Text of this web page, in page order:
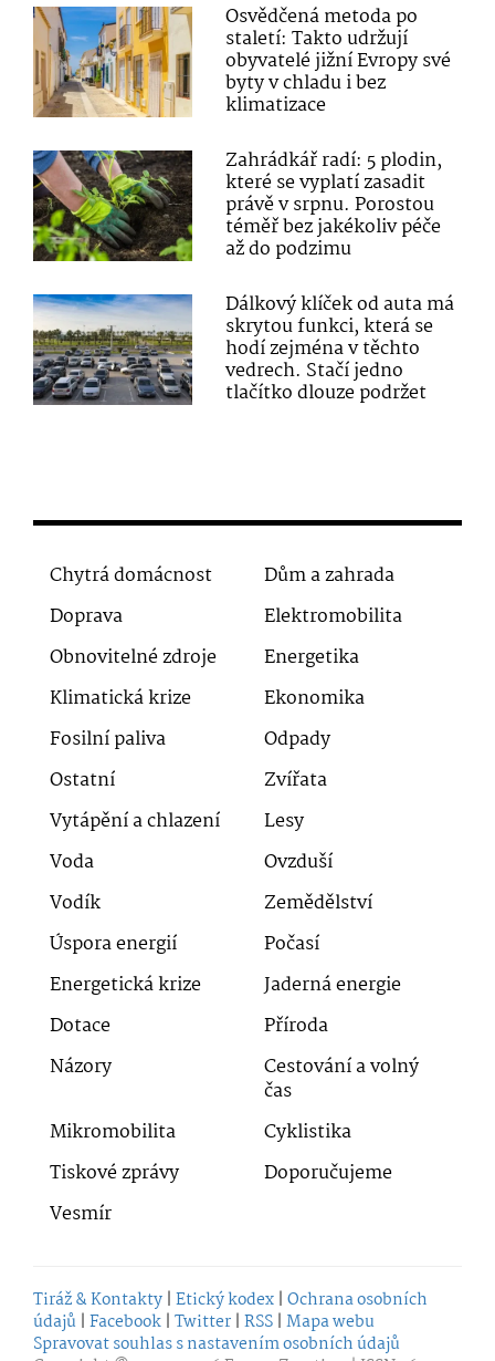
Osvědčená metoda po
staletí: Takto udržují
obyvatelé jižní Evropy své
byty v chladu i bez
klimatizace
Zahrádkář radí: 5 plodin,
které se vyplatí zasadit
právě v srpnu. Porostou
téměř bez jakékoliv péče
až do podzimu
Dálkový klíček od auta má
skrytou funkci, která se
hodí zejména v těchto
vedrech. Stačí jedno
tlačítko dlouze podržet
Chytrá domácnost
Dům a zahrada
Doprava
Elektromobilita
Obnovitelné zdroje
Energetika
Klimatická krize
Ekonomika
Fosilní paliva
Odpady
Ostatní
Zvířata
Vytápění a chlazení
Lesy
Voda
Ovzduší
Vodík
Zemědělství
Úspora energií
Počasí
Energetická krize
Jaderná energie
Dotace
Příroda
Názory
Cestování a volný
čas
Mikromobilita
Cyklistika
Tiskové zprávy
Doporučujeme
Vesmír
Tiráž & Kontakty | Etický kodex | Ochrana osobních
údajů | Facebook | Twitter | RSS | Mapa webu
Spravovat souhlas s nastavením osobních údajů